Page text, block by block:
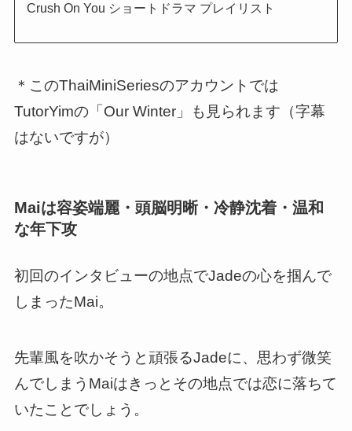
Crush On You ショートドラマ プレイリスト
＊このThaiMiniSeriesのアカウントでは
TutorYimの「Our Winter」も見られます（字幕
はないですが）
Maiは容姿端麗・頭脳明晰・冷静沈着・温和
な年下攻
初回のインタビューの地点でJadeの心を掴んで
しまったMai。
先輩風を吹かそうと頑張るJadeに、思わず微笑
んでしまうMaiはきっとその地点では恋に落ちて
いたことでしょう。